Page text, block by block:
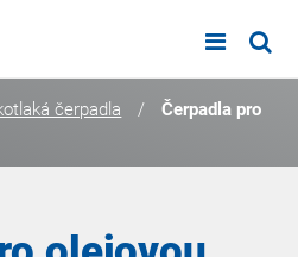
čerpadla /
Čerpadla pro